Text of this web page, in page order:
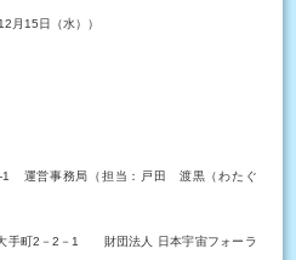
15日（水））
1 運営事務局（担当：戸田 渡黒（わたぐ
手町2－2－1 財団法人 日本宇宙フォーラ